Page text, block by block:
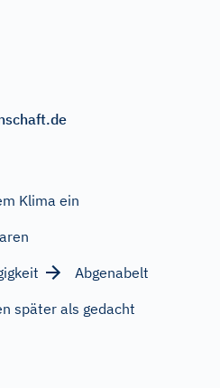
Klima ein
Abgenabelt
später als gedacht